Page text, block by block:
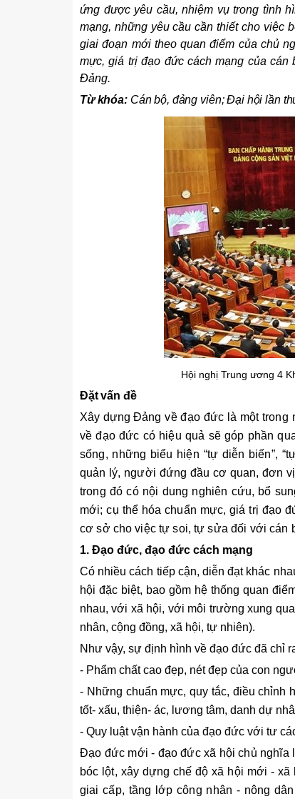
ứng được yêu cầu, nhiệm vụ trong tình
mạng, những yêu cầu cần thiết cho việc
giai đoạn mới theo quan điểm của chủ
mực, giá trị đạo đức cách mạng của
Đảng.
Từ khóa:Cán bộ, đảng viên; Đại hội lần
Hội nghị Trung ương 4
Đặt vấn đề
Xây dựng Đảng về đạo đức là một
về đạo đức có hiệu quả sẽ góp phần
sống, những biểu hiện “tự diễn biến”,
quản lý, người đứng đầu cơ quan, đơn
trong đó có nội dung nghiên cứu, bổ
mới; cụ thể hóa chuẩn mực, giá trị đạo
cơ sở cho việc tự soi, tự sửa đối với cán
1. Đạo đức, đạo đức cách mạng
Có nhiều cách tiếp cận, diễn đạt khác
hội đặc biệt, bao gồm hệ thống quan
nhau, với xã hội, với môi trường xung
nhân, cộng đồng, xã hội, tự nhiên).
Như vậy, sự định hình về đạo đức đã chỉ
- Phẩm chất cao đẹp, nét đẹp của con
- Những chuẩn mực, quy tắc, điều chỉnh
tốt- xấu, thiện- ác, lương tâm, danh dự
- Quy luật vận hành của đạo đức với tư
Đạo đức mới - đạo đức xã hội chủ nghĩa
bóc lột, xây dựng chế độ xã hội mới -
giai cấp, tầng lớp công nhân - nông